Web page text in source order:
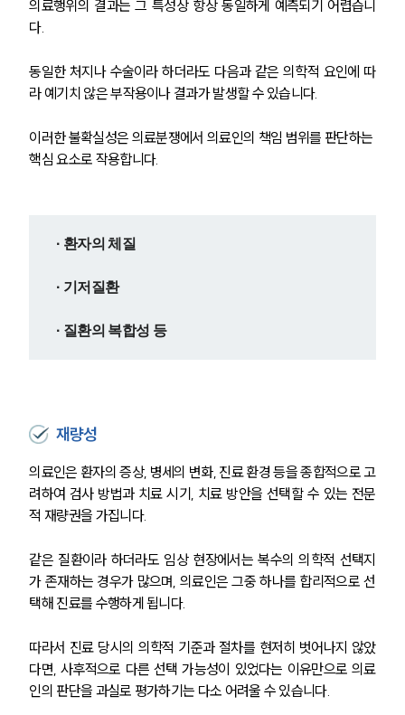
의료행위의 결과는 그 특성상 항상 동일하게 예측되기 어렵습니
다.
동일한 처지나 수술이라 하더라도 다음과 같은 의학적 요인에 따
라 예기치 않은 부작용이나 결과가 발생할 수 있습니다.
이러한 불확실성은 의료분쟁에서 의료인의 책임 범위를 판단하는
핵심 요소로 작용합니다.
· 환자의 체질
· 기저질환
· 질환의 복합성 등
재량성
의료인은 환자의 증상, 병세의 변화, 진료 환경 등을 종합적으로 고
려하여 검사 방법과 치료 시기, 치료 방안을 선택할 수 있는 전문
적 재량권을 가집니다.
같은 질환이라 하더라도 임상 현장에서는 복수의 의학적 선택지
가 존재하는 경우가 많으며, 의료인은 그중 하나를 합리적으로 선
택해 진료를 수행하게 됩니다.
따라서 진료 당시의 의학적 기준과 절차를 현저히 벗어나지 않았
다면, 사후적으로 다른 선택 가능성이 있었다는 이유만으로 의료
인의 판단을 과실로 평가하기는 다소 어려울 수 있습니다.